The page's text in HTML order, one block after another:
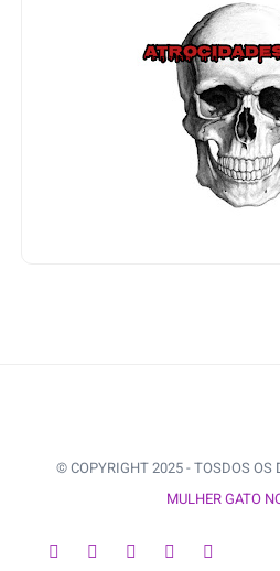
© COPYRIGHT 2025 - TOSDOS OS
MULHER GATO